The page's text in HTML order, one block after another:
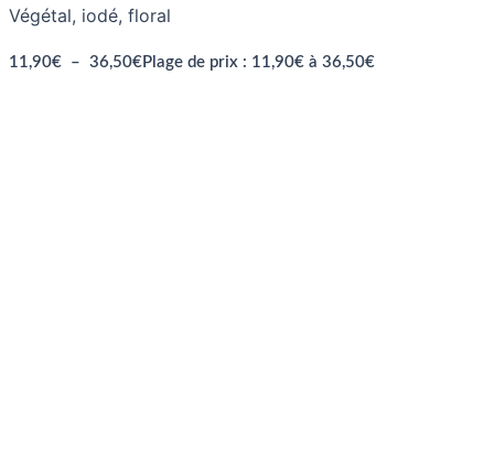
Végétal, iodé, floral
11,90€ – 36,50€ Plage de prix : 11,90€ à 36,50€